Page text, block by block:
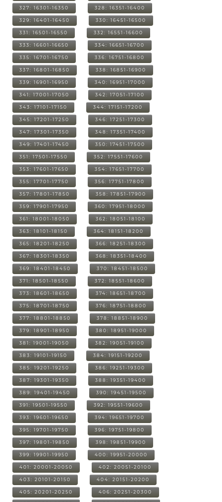
327: 16301-16350 328: 16351-16400
329: 16401-16450 330: 16451-16500
331: 16501-16550 332: 16551-16600
333: 16601-16650 334: 16651-16700
335: 16701-16750 336: 16751-16800
337: 16801-16850 338: 16851-16900
339: 16901-16950 340: 16951-17000
341: 17001-17050 342: 17051-17100
343: 17101-17150 344: 17151-17200
345: 17201-17250 346: 17251-17300
347: 17301-17350 348: 17351-17400
349: 17401-17450 350: 17451-17500
351: 17501-17550 352: 17551-17600
353: 17601-17650 354: 17651-17700
355: 17701-17750 356: 17751-17800
357: 17801-17850 358: 17851-17900
359: 17901-17950 360: 17951-18000
361: 18001-18050 362: 18051-18100
363: 18101-18150 364: 18151-18200
365: 18201-18250 366: 18251-18300
367: 18301-18350 368: 18351-18400
369: 18401-18450 370: 18451-18500
371: 18501-18550 372: 18551-18600
373: 18601-18650 374: 18651-18700
375: 18701-18750 376: 18751-18800
377: 18801-18850 378: 18851-18900
379: 18901-18950 380: 18951-19000
381: 19001-19050 382: 19051-19100
383: 19101-19150 384: 19151-19200
385: 19201-19250 386: 19251-19300
387: 19301-19350 388: 19351-19400
389: 19401-19450 390: 19451-19500
391: 19501-19550 392: 19551-19600
393: 19601-19650 394: 19651-19700
395: 19701-19750 396: 19751-19800
397: 19801-19850 398: 19851-19900
399: 19901-19950 400: 19951-20000
401: 20001-20050 402: 20051-20100
403: 20101-20150 404: 20151-20200
405: 20201-20250 406: 20251-20300